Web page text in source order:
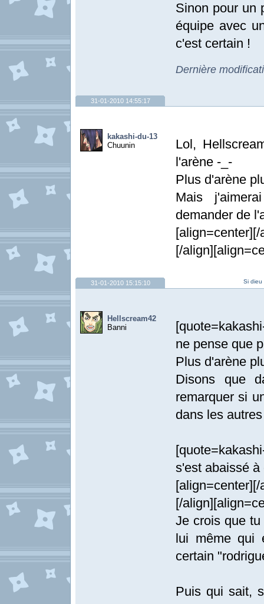
Sinon pour un
équipe avec
c'est certain !
Dernière
31-01-2010 14:55:17
kakashi-du-13
Chuunin
Lol,
l'arène -_-
Plus d'arène
Mais
demander de
[/
Si dieu
31-01-2010 15:15:10
Hellscream42
Banni
ne pense que
Plus d'arène
Disons que
remarquer si
dans les
s'est abaissé
[/
Je crois que
lui même qui
certain
Puis qui sait,